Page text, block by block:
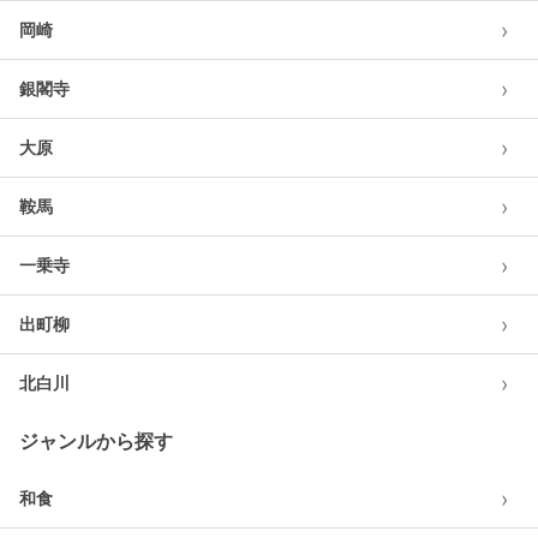
岡崎 ›
銀閣寺 ›
大原 ›
鞍馬 ›
一乗寺 ›
出町柳 ›
北白川 ›
ジャンルから探す
和食 ›